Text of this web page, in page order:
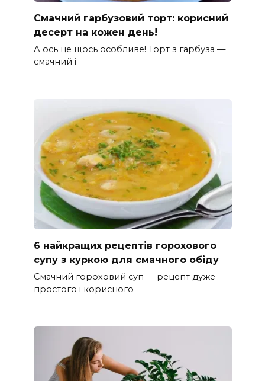
Смачний гарбузовий торт: корисний
десерт на кожен день!
А ось це щось особливе! Торт з гарбуза —
смачний і
6 найкращих рецептів горохового
супу з куркою для смачного обіду
Смачний гороховий суп — рецепт дуже
простого і корисного